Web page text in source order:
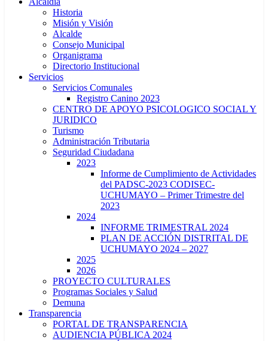
Historia
Misión y Visión
Alcalde
Consejo Municipal
Organigrama
Directorio Institucional
Servicios
Servicios Comunales
Registro Canino 2023
CENTRO DE APOYO PSICOLOGICO SOCIAL Y
JURIDICO
Turismo
Administración Tributaria
Seguridad Ciudadana
2023
Informe de Cumplimiento de Actividades
del PADSC-2023 CODISEC-
UCHUMAYO – Primer Trimestre del
2023
2024
INFORME TRIMESTRAL 2024
PLAN DE ACCIÓN DISTRITAL DE
UCHUMAYO 2024 – 2027
2025
2026
PROYECTO CULTURALES
Programas Sociales y Salud
Demuna
Transparencia
PORTAL DE TRANSPARENCIA
AUDIENCIA PÚBLICA 2024